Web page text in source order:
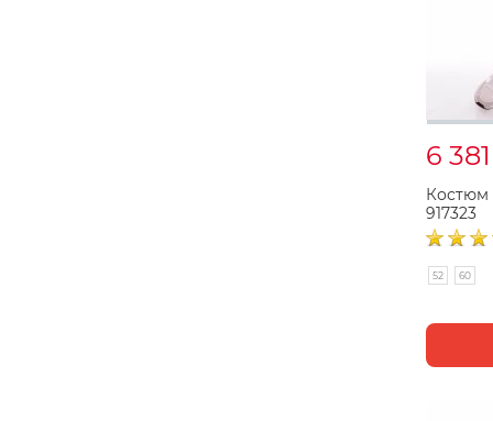
6
Костюм
917323
52 60